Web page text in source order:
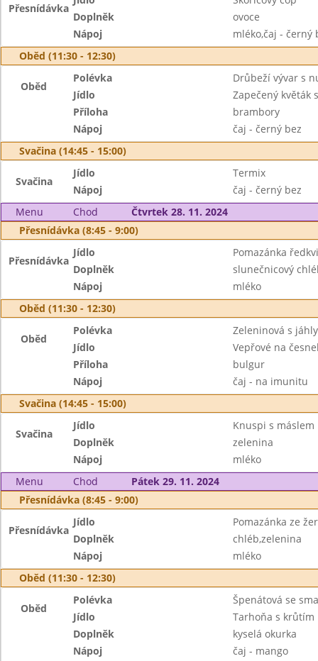
Přesnídávka
Doplněk
ovoce
Nápoj
mléko,čaj - černý
Oběd (11:30 - 12:30)
Oběd
Polévka
Drůbeží vývar s
Jídlo
Zapečený květák
Příloha
brambory
Nápoj
čaj - černý bez
Svačina (14:45 - 15:00)
Svačina
Jídlo
Termix
Nápoj
čaj - černý bez
Menu
Chod
Čtvrtek 28. 11. 2024
Přesnídávka (8:45 - 9:00)
Přesnídávka
Jídlo
Pomazánka
Doplněk
slunečnicový
Nápoj
mléko
Oběd (11:30 - 12:30)
Oběd
Polévka
Zeleninová s jáhly
Jídlo
Vepřové na
Příloha
bulgur
Nápoj
čaj - na imunitu
Svačina (14:45 - 15:00)
Svačina
Jídlo
Knuspi s máslem
Doplněk
zelenina
Nápoj
mléko
Menu
Chod
Pátek 29. 11. 2024
Přesnídávka (8:45 - 9:00)
Přesnídávka
Jídlo
Pomazánka ze
Doplněk
chléb,zelenina
Nápoj
mléko
Oběd (11:30 - 12:30)
Oběd
Polévka
Špenátová se
Jídlo
Tarhoňa s krůtím
Doplněk
kyselá okurka
Nápoj
čaj - mango